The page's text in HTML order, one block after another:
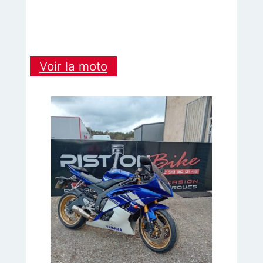
Voir la moto:
600
BANDIT